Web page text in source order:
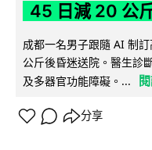
45 日減 20 公
成都一名男子跟隨 AI 制
公斤後昏迷送院。醫生診
及多器官功能障礙。...
分享